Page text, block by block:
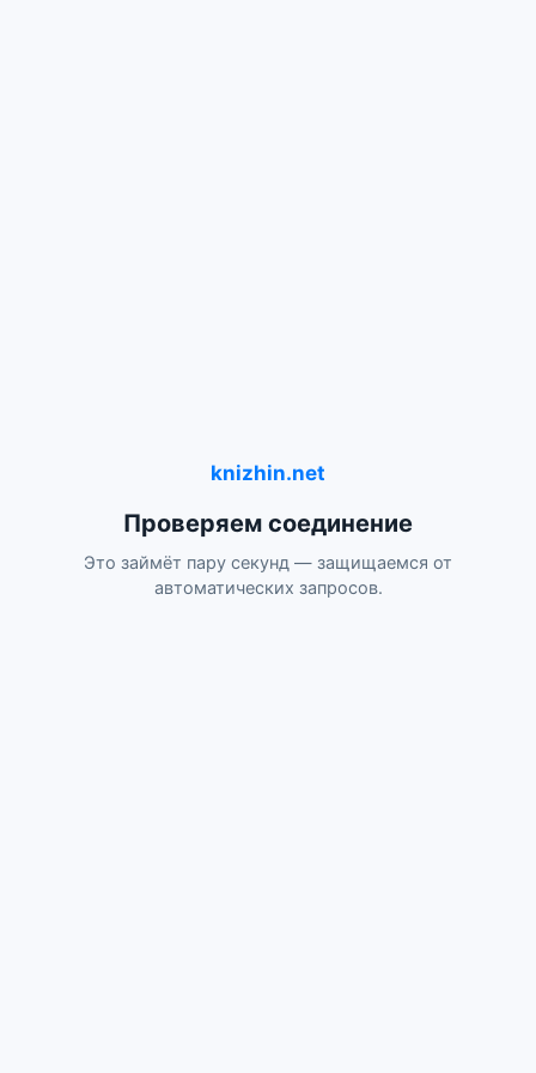
knizhin.net
Проверяем соединение
Это займёт пару секунд — защищаемся от
автоматических запросов.